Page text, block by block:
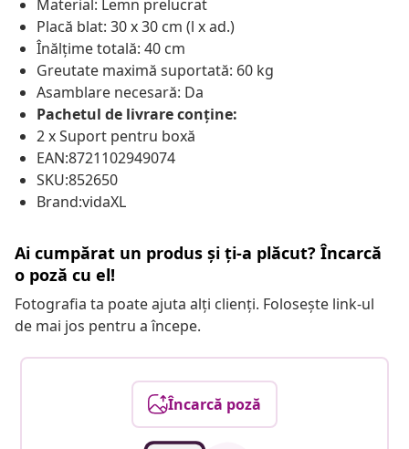
Material: Lemn prelucrat
Placă blat: 30 x 30 cm (l x ad.)
Înălțime totală: 40 cm
Greutate maximă suportată: 60 kg
Asamblare necesară: Da
Pachetul de livrare conține:
2 x Suport pentru boxă
EAN:8721102949074
SKU:852650
Brand:vidaXL
Ai cumpărat un produs și ți-a plăcut? Încarcă
o poză cu el!
Fotografia ta poate ajuta alți clienți. Folosește link-ul
de mai jos pentru a începe.
Încarcă poză